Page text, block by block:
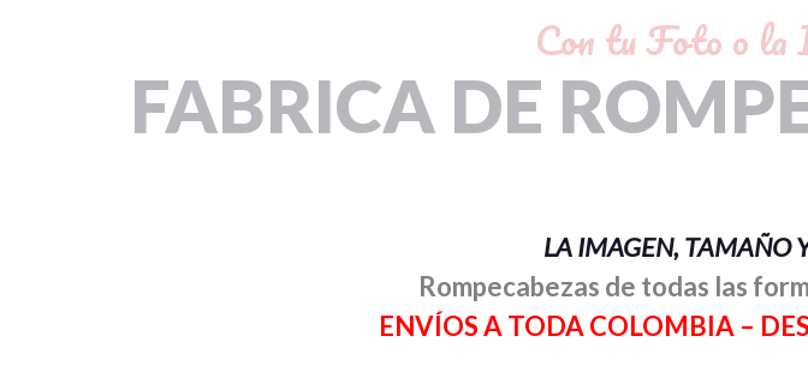
Con tu Foto o la
FABRICA DE
LA IMAGEN, TAMAÑO
Rompecabezas de todas las
ENVÍOS A TODA COLOMBIA –